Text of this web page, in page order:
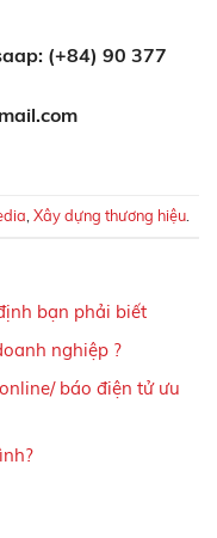
(+84) 90 377
,Xây dựng thương hiệu.
bạn phải biết
nghiệp ?
báo điện tử ưu